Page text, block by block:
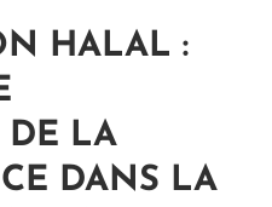
HALAL :
DE LA
DANS LA